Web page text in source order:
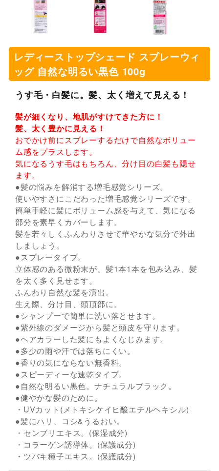
レディーストップシェード スプレーウィ
ッグ 自然な明るい黒色 100g
うす毛・白髪に。髪、太く増えて見える！
髪が細くなり、地肌がすけてきた方に！
髪、太く豊かに見える！
おでかけ前にスプレーするだけで自然なボリュー
ム感をプラスします。
気になるうす毛はもちろん、分け目の白髪も隠せ
ます。
●髪の悩みを解消する増毛感覚シリーズ。
使いやすさにこだわった増毛感覚シリーズです。
簡単手軽に髪にボリューム感を与えて、気になる
部分を素早くカバーします。
髪を若々しくふんわりさせて華やかな気分で外出
しましょう。
●スプレータイプ。
立体感のある微粉末が、髪1本1本を包み込み、髪
を太く多く見せます。
ふんわり自然な髪を演出。
生え際、分け目、頭頂部に。
●シャンプーで簡単に洗い落とせます。
●紫外線のダメージから髪と頭皮を守ります。
●ヘアカラーした髪にもよくなじみます。
●多少の雨や汗では落ちにくい。
●香りの気にならない無香料。
●スピーディーな速乾タイプ。
●自然な明るい黒色。ナチュラルブラック。
●健やかな髪のために。
・UVカット(メトキシケイヒ酸エチルヘキシル)
●髪にハリ、コシ&うるおい。
・センブリエキス。(保湿成分)
・コラーゲン誘導体。(保護成分)
・ツバキ種子エキス。(保護成分)